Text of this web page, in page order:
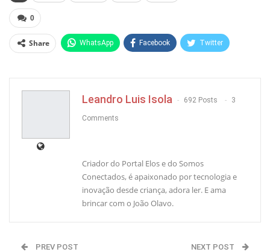
0
Share WhatsApp Facebook Twitter
Leandro Luis Isola 692 Posts 3
Comments
Criador do Portal Elos e do Somos
Conectados, é apaixonado por tecnologia e
inovação desde criança, adora ler. E ama
brincar com o João Olavo.
PREV POST NEXT POST